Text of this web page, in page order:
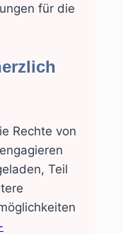
für die
Rechte von
Teil